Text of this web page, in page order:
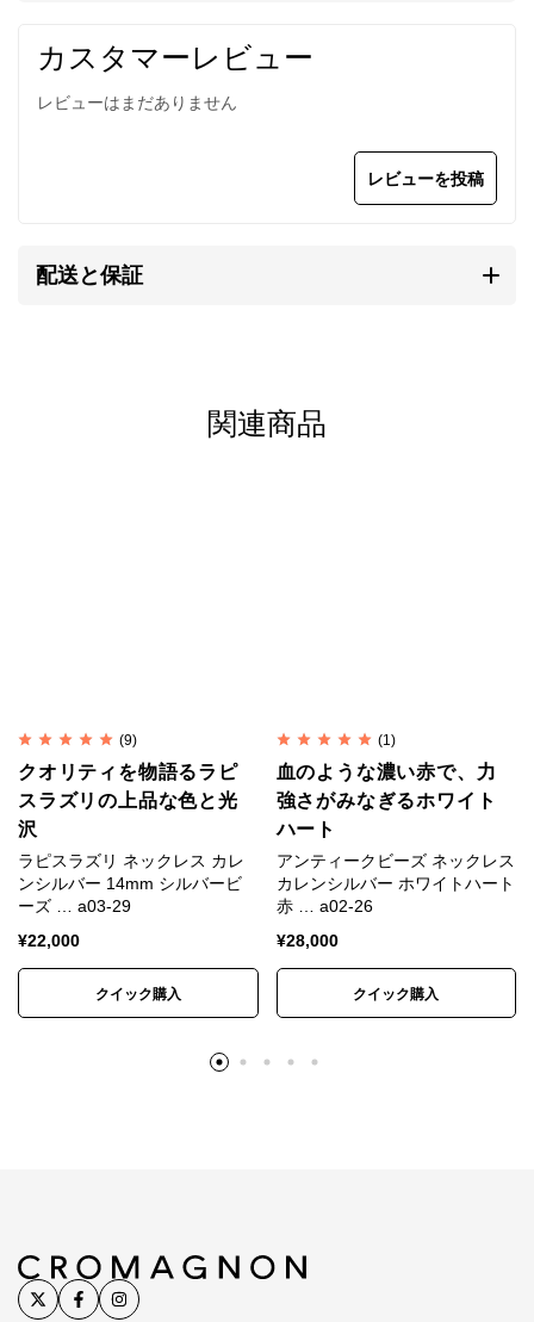
られるのが特長です。
カレン族の手仕事によるシルバ
よって、伝統的手法で丹念に作られます。
研磨されていない温かみのある質感、無骨で荒削りな
カレンシルバーの銀純度
シルバーはやわらかい金属です。
純銀では傷がつきやすく装飾品に向かないため、耐久
性や強度を補う目的で銅などの金属を混ぜ合わせま
す。
SV925は昔ながらの手仕事には固すぎるためです。
カスタマーレビュー
レビューはまだありません
レビューを投稿
配送と保証
関連商品
(9)
クオリティを物語るラピ
スラズリの上品な色と光
沢
ラピスラズリ ネックレス カレ
ンシルバー 14mm シルバービ
ーズ … a03-29
¥22,000
クイック購入
(1)
血のような濃い赤で、力
強さがみなぎるホワイト
ハート
アンティークビーズ ネックレス
カレンシルバー ホワイトハート
赤 … a02-26
¥28,000
クイック購入